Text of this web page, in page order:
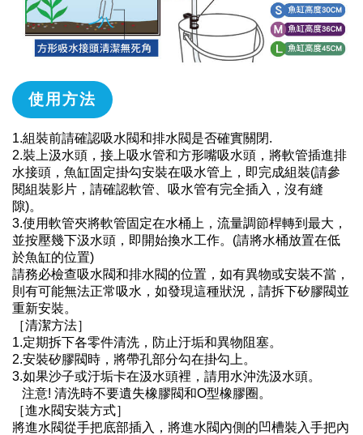
使用方法
1.組裝前請確認吸水閥和排水閥是否確實關閉.
2.裝上汲水頭，接上吸水管和方形嘴吸水頭，將軟管插進排
水接頭，魚缸固定掛勾安裝在吸水管上，即完成組裝(請參
閱組裝影片，請確認軟管、吸水管有完全插入，沒有縫
隙)。
3.使用軟管夾將軟管固定在水桶上，流量調節桿轉到最大，
並按壓幾下汲水頭，即開始換水工作。(請將水桶放置在低
於魚缸的位置)
請務必檢查吸水閥和排水閥的位置，如有異物或安裝不當，
則有可能無法正常吸水，如發現這種狀況，請拆下矽膠閥並
重新安裝。
［清潔方法］
1.定期拆下各零件清洗，防止汙垢和異物阻塞。
2.安裝矽膠閥時，將帶孔部分勾在掛勾上。
3.如果沙子或汙垢卡在汲水頭裡，請用水沖洗汲水頭。
注意! 清洗時不要遺失橡膠閥和O型橡膠圈。
［進水閥安裝方式］
將進水閥從手把底部插入，將進水閥內側的凹槽裝入手把內